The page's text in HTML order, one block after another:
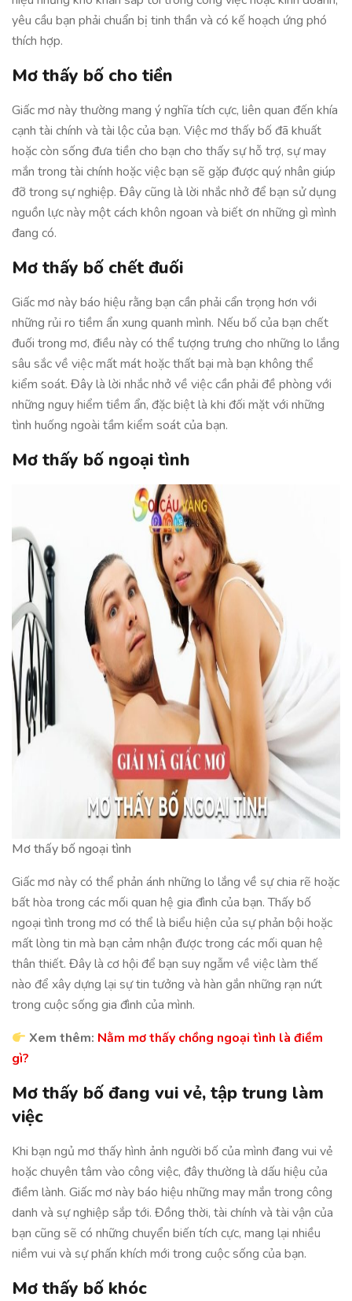
yêu cầu bạn phải chuẩn bị tinh thần và có kế hoạch ứng phó
thích hợp.
Mơ thấy bố cho tiền
Giấc mơ này thường mang ý nghĩa tích cực, liên quan đến khía
cạnh tài chính và tài lộc của bạn. Việc mơ thấy bố đã khuất
hoặc còn sống đưa tiền cho bạn cho thấy sự hỗ trợ, sự may
mắn trong tài chính hoặc việc bạn sẽ gặp được quý nhân giúp
đỡ trong sự nghiệp. Đây cũng là lời nhắc nhở để bạn sử dụng
nguồn lực này một cách khôn ngoan và biết ơn những gì mình
đang có.
Mơ thấy bố chết đuối
Giấc mơ này báo hiệu rằng bạn cần phải cẩn trọng hơn với
những rủi ro tiềm ẩn xung quanh mình. Nếu bố của bạn chết
đuối trong mơ, điều này có thể tượng trưng cho những lo lắng
sâu sắc về việc mất mát hoặc thất bại mà bạn không thể
kiểm soát. Đây là lời nhắc nhở về việc cần phải đề phòng với
những nguy hiểm tiềm ẩn, đặc biệt là khi đối mặt với những
tình huống ngoài tầm kiểm soát của bạn.
Mơ thấy bố ngoại tình
Mơ thấy bố ngoại tình
Giấc mơ này có thể phản ánh những lo lắng về sự chia rẽ hoặc
bất hòa trong các mối quan hệ gia đình của bạn. Thấy bố
ngoại tình trong mơ có thể là biểu hiện của sự phản bội hoặc
mất lòng tin mà bạn cảm nhận được trong các mối quan hệ
thân thiết. Đây là cơ hội để bạn suy ngẫm về việc làm thế
nào để xây dựng lại sự tin tưởng và hàn gắn những rạn nứt
trong cuộc sống gia đình của mình.
Xem thêm: Nằm mơ thấy chồng ngoại tình là điềm
gì?
Mơ thấy bố đang vui vẻ, tập trung làm
việc
Khi bạn ngủ mơ thấy hình ảnh người bố của mình đang vui vẻ
hoặc chuyên tâm vào công việc, đây thường là dấu hiệu của
điềm lành. Giấc mơ này báo hiệu những may mắn trong công
danh và sự nghiệp sắp tới. Đồng thời, tài chính và tài vận của
bạn cũng sẽ có những chuyển biến tích cực, mang lại nhiều
niềm vui và sự phấn khích mới trong cuộc sống của bạn.
Mơ thấy bố khóc